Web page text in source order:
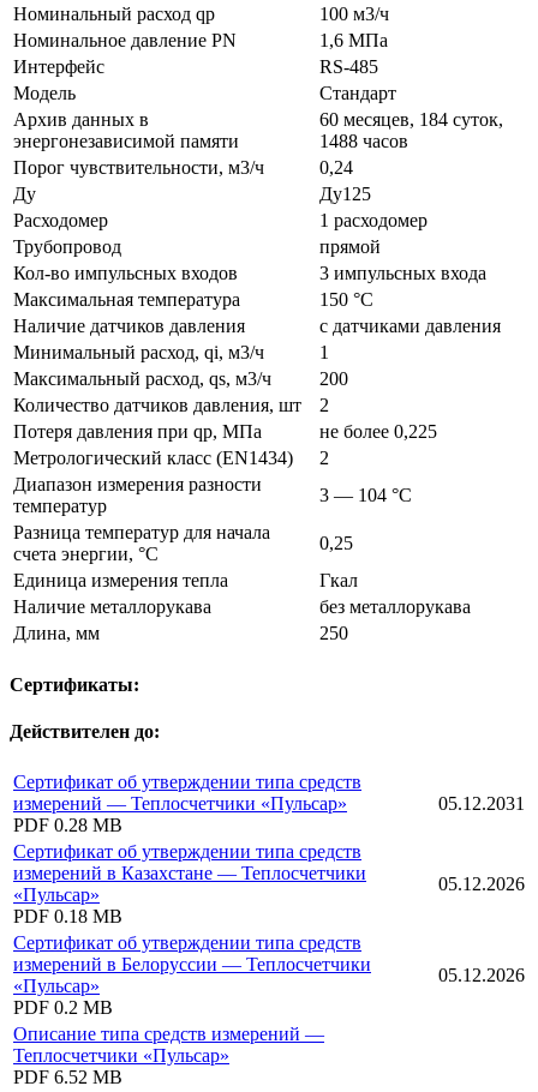
Номинальный расход qp
100 м3/ч
Номинальное давление PN
1,6 МПа
Интерфейс
RS-485
Модель
Стандарт
Архив данных в
энергонезависимой памяти
60 месяцев, 184 суток,
1488 часов
Порог чувствительности, м3/ч
0,24
Ду
Ду125
Расходомер
1 расходомер
Трубопровод
прямой
Кол-во импульсных входов
3 импульсных входа
Максимальная температура
150 °C
Наличие датчиков давления
с датчиками давления
Минимальный расход, qi, м3/ч
1
Максимальный расход, qs, м3/ч
200
Количество датчиков давления, шт
2
Потеря давления при qp, МПа
не более 0,225
Метрологический класс (EN1434)
2
Диапазон измерения разности
температур
3 — 104 °C
Разница температур для начала
счета энергии, °C
0,25
Единица измерения тепла
Гкал
Наличие металлорукава
без металлорукава
Длина, мм
250
Сертификаты:
Действителен до:
Сертификат об утверждении типа средств
измерений — Теплосчетчики «Пульсар»
PDF 0.28 MB
05.12.2031
Сертификат об утверждении типа средств
измерений в Казахстане — Теплосчетчики
«Пульсар»
PDF 0.18 MB
05.12.2026
Сертификат об утверждении типа средств
измерений в Белоруссии — Теплосчетчики
«Пульсар»
PDF 0.2 MB
05.12.2026
Описание типа средств измерений —
Теплосчетчики «Пульсар»
PDF 6.52 MB